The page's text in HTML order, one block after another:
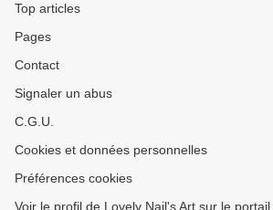
Top articles
Pages
Contact
Signaler un abus
C.G.U.
Cookies et données personnelles
Préférences cookies
Voir le profil de Lovely Nail's Art sur le